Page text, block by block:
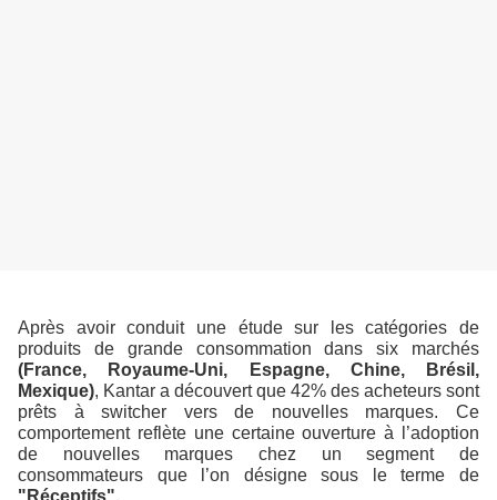
Après avoir conduit une étude sur les catégories de
produits de grande consommation dans six marchés
(France, Royaume-Uni, Espagne, Chine, Brésil,
Mexique), Kantar a découvert que 42% des acheteurs sont
prêts à switcher vers de nouvelles marques. Ce
comportement reflète une certaine ouverture à l’adoption
de nouvelles marques chez un segment de
consommateurs que l’on désigne sous le terme de